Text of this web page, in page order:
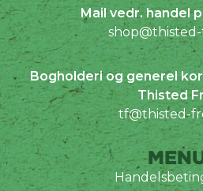
Mail vedr. handel
Bogholderi og generel
Thisted
tf@thisted-